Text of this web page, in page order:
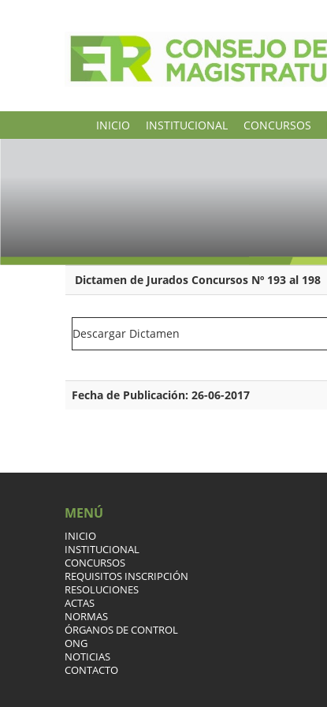
INICIO INSTITUCIONAL CONCURSOS
Dictamen de Jurados Concursos Nº 193 al 198
Descargar Dictamen
Fecha de Publicación: 26-06-2017
MENÚ
INICIO
INSTITUCIONAL
CONCURSOS
REQUISITOS INSCRIPCIÓN
RESOLUCIONES
ACTAS
NORMAS
ÓRGANOS DE CONTROL
ONG
NOTICIAS
CONTACTO